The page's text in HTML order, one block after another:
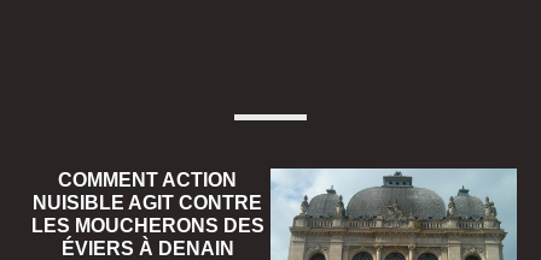
COMMENT ACTION
NUISIBLE AGIT CONTRE
LES MOUCHERONS DES
ÉVIERS À DENAIN